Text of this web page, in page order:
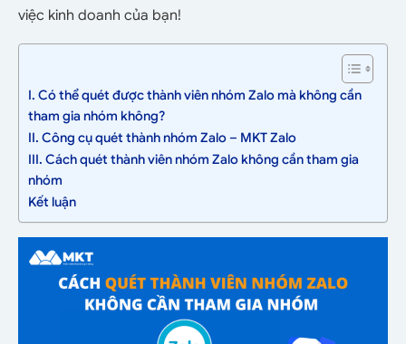
việc kinh doanh của bạn!
I. Có thể quét được thành viên nhóm Zalo mà không cần
tham gia nhóm không?
II. Công cụ quét thành nhóm Zalo – MKT Zalo
III. Cách quét thành viên nhóm Zalo không cần tham gia
nhóm
Kết luận